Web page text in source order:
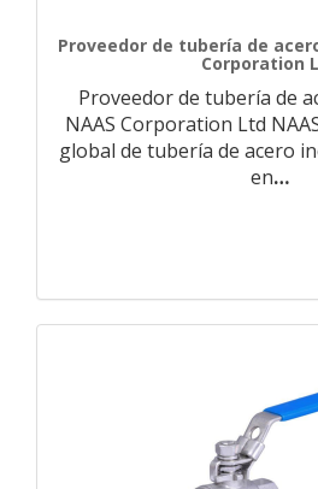
Proveedor de tubería de
Corporation
Proveedor de tubería de
NAAS Corporation Ltd
global de tubería de acero
en…